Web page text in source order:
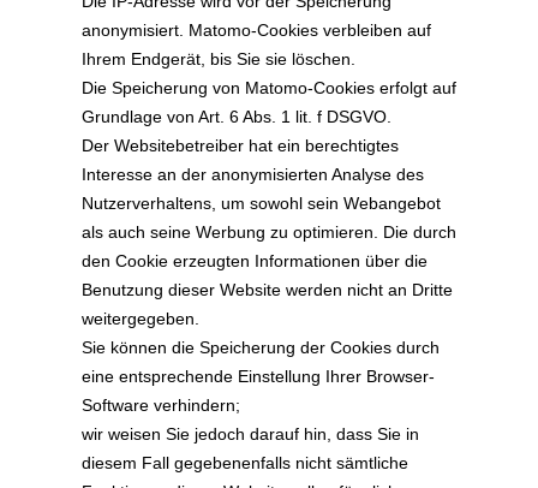
anonymisiert. Matomo-Cookies verbleiben auf
Ihrem Endgerät, bis Sie sie löschen.
Die Speicherung von Matomo-Cookies erfolgt auf
Grundlage von Art. 6 Abs. 1 lit. f DSGVO.
Der Websitebetreiber hat ein berechtigtes
Interesse an der anonymisierten Analyse des
Nutzerverhaltens, um sowohl sein Webangebot
als auch seine Werbung zu optimieren. Die durch
den Cookie erzeugten Informationen über die
Benutzung dieser Website werden nicht an Dritte
weitergegeben.
Sie können die Speicherung der Cookies durch
eine entsprechende Einstellung Ihrer Browser-
Software verhindern;
wir weisen Sie jedoch darauf hin, dass Sie in
diesem Fall gegebenenfalls nicht sämtliche